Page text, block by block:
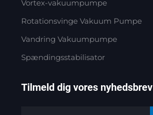
Vortex-vakuumpumpe
Rotationsvinge Vakuum Pumpe
Vandring Vakuumpumpe
Spændingsstabilisator
Tilmeld dig vores nyhedsbrev